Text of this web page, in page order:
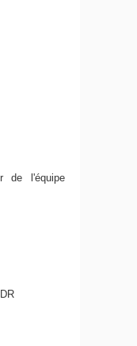
de l'équipe